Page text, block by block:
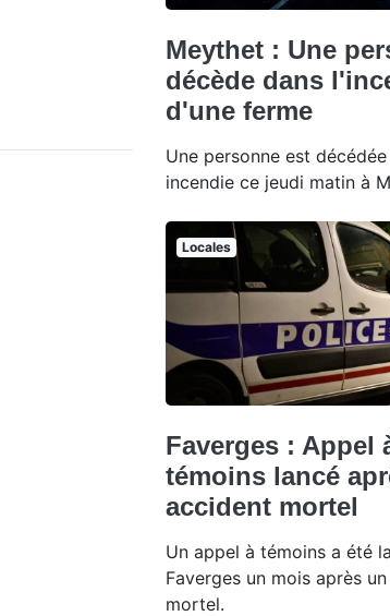
Meythet : Une
décède dans
d'une ferme
Une personne est
incendie ce jeudi matin à
Locales
Faverges : Appel
témoins lancé
accident mortel
Un appel à témoins a été
Faverges un mois après
mortel.